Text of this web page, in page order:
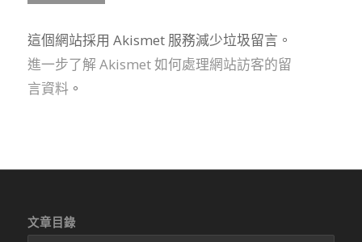
這個網站採用 Akismet 服務減少垃圾留言。
進一步了解 Akismet 如何處理網站訪客的留
言資料。
文章目錄